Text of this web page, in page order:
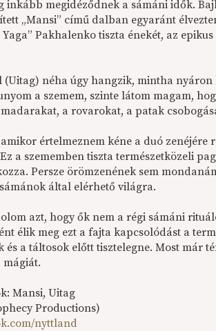
inkább megidéződnek a sámáni idők.
„Mansi” című dalban egyaránt
Pakhalenko tiszta énekét, az
(Uitag) néha úgy hangzik, mintha
a szemem, szinte látom magam,
a rovarokat, a patak
értelmeznem kéne a duó
a szememben tiszta természetközeli
Persze örömzenének sem
által elérhető világra.
azt, hogy ők nem a régi sámáni
élik meg ezt a fajta kapcsolódást a
a táltosok előtt tisztelegne. Most már
mágiát.
Mansi, Uitag
Productions)
nyttland